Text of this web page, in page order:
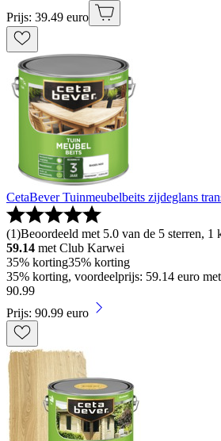
Prijs: 39.49 euro
CetaBever Tuinmeubelbeits zijdeglans
(1)Beoordeeld met 5.0 van de 5 sterren, 1
59.14 met Club Karwei
35% korting35% korting
35% korting, voordeelprijs: 59.14 euro
90.99
Prijs: 90.99 euro